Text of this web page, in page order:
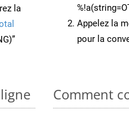
la
Appelez la
pour la
Comment